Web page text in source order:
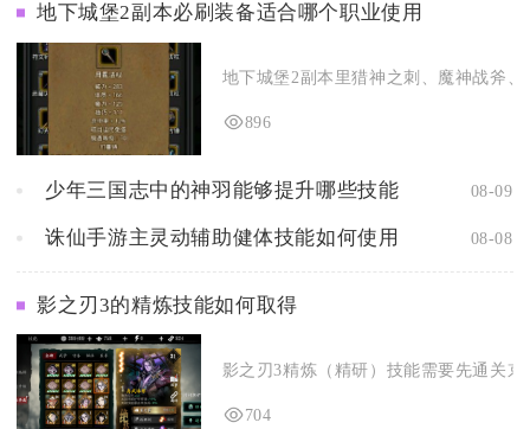
地下城堡2副本必刷装备适合哪个职业使用
地下城堡2副本里猎神之刺、魔神战斧
896
少年三国志中的神羽能够提升哪些技能 08-09
诛仙手游主灵动辅助健体技能如何使用 08-08
影之刃3的精炼技能如何取得
影之刃3精炼（精研）技能需要先通关
704